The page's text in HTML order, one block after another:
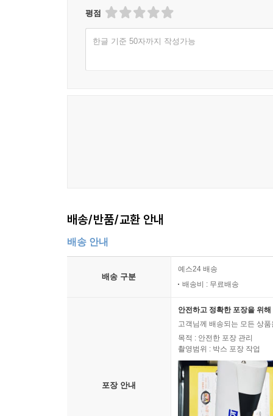
사고가 어떤 방식으로 일상에서 구현될 수 있
콜드스프링하버의 우생학기록사무소를 거쳐갔다
선택의 언어로 되돌아온 21세기 신우생학
문제가 아니라, 그것을 해석하는 사회의 기준
변주되며 반복될 수밖에 없다. 더 정교한 선택이
것으로 보인다.
“생명공학 기술로 유전체를 조작해 후손의 잠
새로운 우생학을 우려하며 이 책 『태어나는 문
“이것만이 이야기의 전부는 아니다. 벨벳 우생
있는 문제를 외면한다. 널리 보도된 대로 대중이
가벼운 SF 호러물인 것이다. 훨씬 가깝고 평범한
- 본문에서
평점
한글 기준 50자까지 작성가능
배송/반품/교환 안내
배송 안내
배송 구분
예스24 배송
배송비 : 무료배송
포장 안내
안전하고 정확한 포장을 위
고객님께 배송되는 모든 상
목적 : 안전한 포장 관리
촬영범위 : 박스 포장 작업